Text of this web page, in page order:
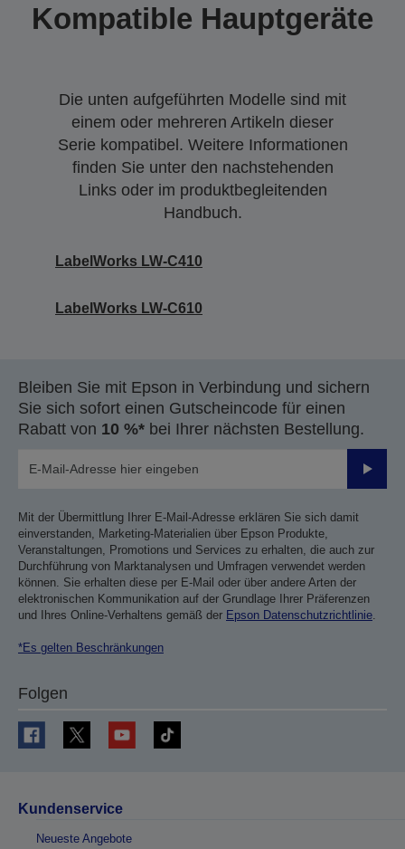
Kompatible Hauptgeräte
Die unten aufgeführten Modelle sind mit
einem oder mehreren Artikeln dieser
Serie kompatibel. Weitere Informationen
finden Sie unter den nachstehenden
Links oder im produktbegleitenden
Handbuch.
LabelWorks LW-C410
LabelWorks LW-C610
Bleiben Sie mit Epson in Verbindung und sichern
Sie sich sofort einen Gutscheincode für einen
Rabatt von 10 %* bei Ihrer nächsten Bestellung.
Mit der Übermittlung Ihrer E-Mail-Adresse erklären Sie sich damit
einverstanden, Marketing-Materialien über Epson Produkte,
Veranstaltungen, Promotions und Services zu erhalten, die auch zur
Durchführung von Marktanalysen und Umfragen verwendet werden
können. Sie erhalten diese per E-Mail oder über andere Arten der
elektronischen Kommunikation auf der Grundlage Ihrer Präferenzen
und Ihres Online-Verhaltens gemäß der Epson Datenschutzrichtlinie.
*Es gelten Beschränkungen
Folgen
Kundenservice
Neueste Angebote